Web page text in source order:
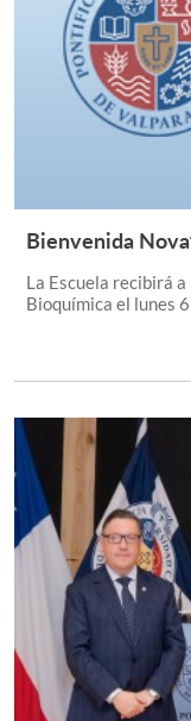
Bienvenida
La Escuela recibirá
Bioquímica el lunes